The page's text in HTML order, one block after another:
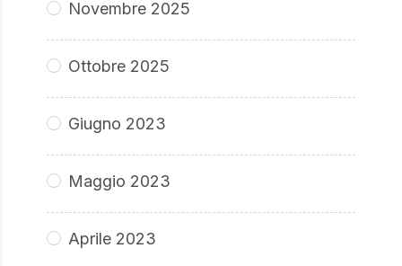
Novembre 2025
Ottobre 2025
Giugno 2023
Maggio 2023
Aprile 2023